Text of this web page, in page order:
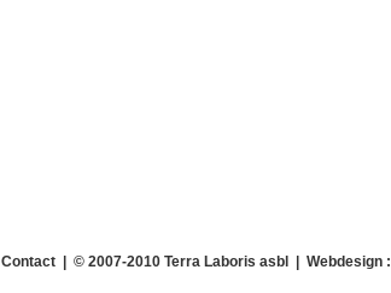
Contact| © 2007-2010 Terra Laboris asbl | Webdesign :